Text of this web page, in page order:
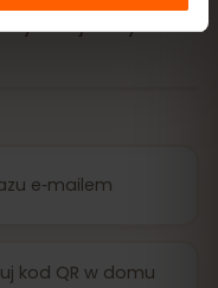
karty SIM.
e‑mailem
kod QR w domu